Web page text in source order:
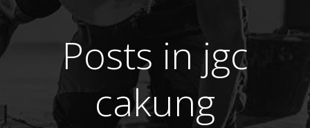
Posts in jgc
cakung